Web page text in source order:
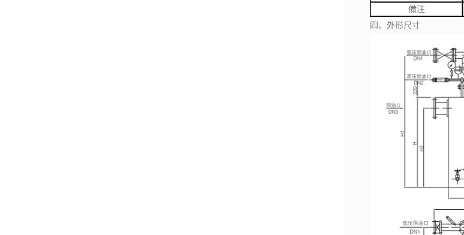
備注
四、外形尺寸